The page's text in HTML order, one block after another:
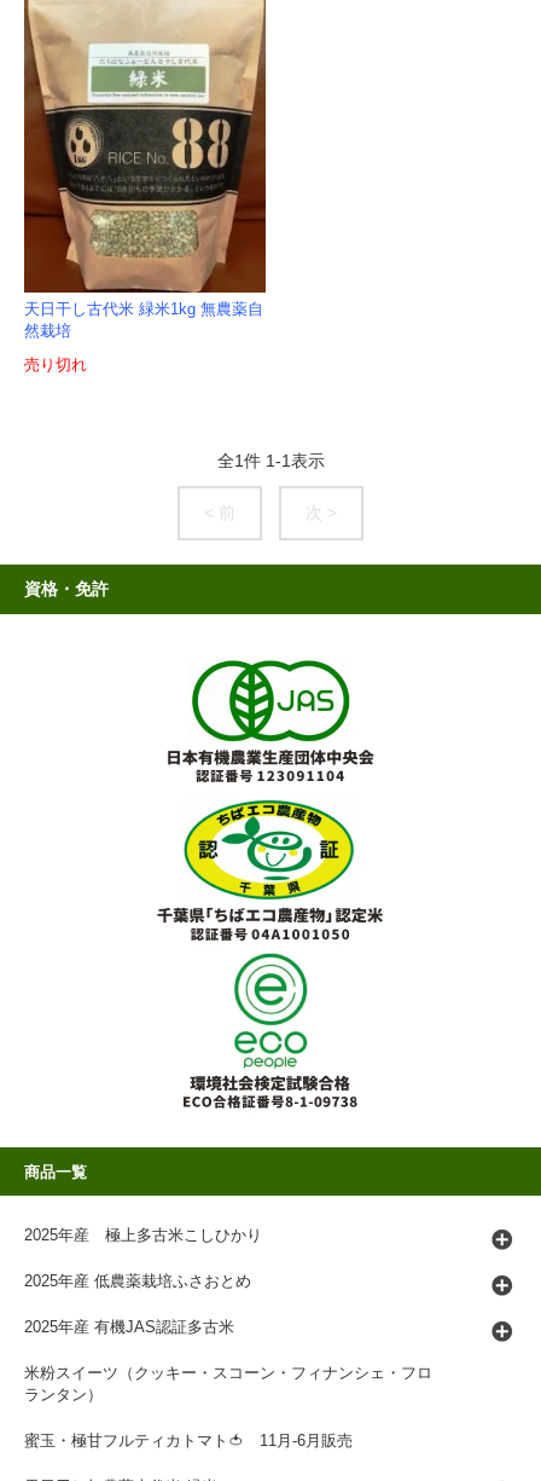
天日干し古代米 緑米1kg 無農薬自
然栽培
売り切れ
全1件 1-1表示
< 前 次 >
資格・免許
商品一覧
2025年産 極上多古米こしひかり
2025年産 低農薬栽培ふさおとめ
2025年産 有機JAS認証多古米
米粉スイーツ（クッキー・スコーン・フィナンシェ・フロ
ランタン）
蜜玉・極甘フルティカトマト🍅 11月-6月販売